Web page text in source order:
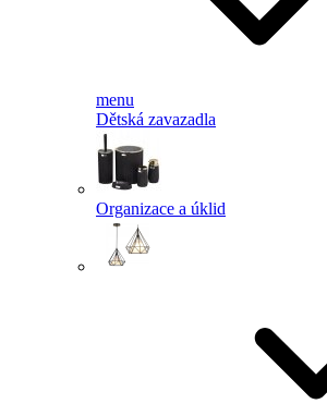
menu
Dětská zavazadla
Organizace a úklid